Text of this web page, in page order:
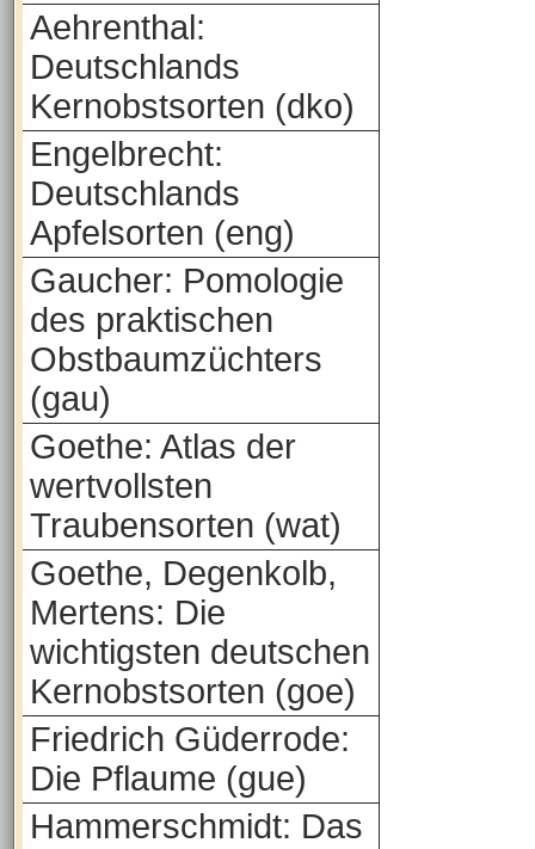
Aehrenthal:
Deutschlands
Kernobstsorten (dko)
Engelbrecht:
Deutschlands
Apfelsorten (eng)
Gaucher: Pomologie
des praktischen
Obstbaumzüchters
(gau)
Goethe: Atlas der
wertvollsten
Traubensorten (wat)
Goethe, Degenkolb,
Mertens: Die
wichtigsten deutschen
Kernobstsorten (goe)
Friedrich Güderrode:
Die Pflaume (gue)
Hammerschmidt: Das